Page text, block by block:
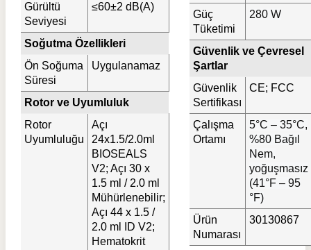
Gürültü
Seviyesi
≤60±2 dB(A)
Soğutma Özellikleri
Ön Soğuma
Süresi
Uygulanamaz
Rotor ve Uyumluluk
Rotor
Uyumluluğu
Açı
24x1.5/2.0ml
BIOSEALS
V2; Açı 30 x
1.5 ml / 2.0 ml
Mühürlenebilir;
Açı 44 x 1.5 /
2.0 ml ID V2;
Hematokrit
Güç
Tüketimi
280 W
Güvenlik ve Çevresel
Şartlar
Güvenlik
Sertifikası
CE; FCC
Çalışma
Ortamı
5°C – 35°C,
%80 Bağıl
Nem,
yoğuşmasız
(41°F – 95
°F)
Ürün
Numarası
30130867